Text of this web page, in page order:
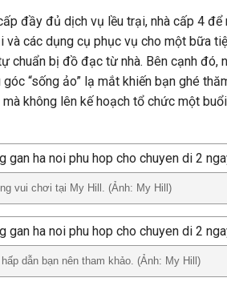
đầy đủ dịch vụ lều trại, nhà cấp 4 để
và các dụng cụ phục vụ cho một bữa
chuẩn bị đồ đạc từ nhà. Bên cạnh đó,
góc “sống ảo” lạ mắt khiến bạn ghé
không lên kế hoạch tổ chức một
vui chơi tại My Hill. (Ảnh: My Hill)
dẫn bạn nên tham khảo. (Ảnh: My Hill)